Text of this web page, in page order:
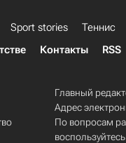
Sport stories Теннис
Контакты RSS
Главный
Адрес
По вопросам